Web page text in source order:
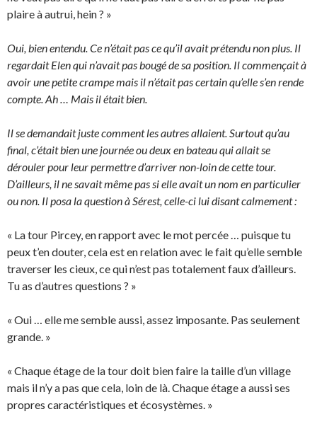
plaire à autrui, hein ? »
Oui, bien entendu. Ce n’était pas ce qu’il avait prétendu non plus. Il
regardait Elen qui n’avait pas bougé de sa position. Il commençait à
avoir une petite crampe mais il n’était pas certain qu’elle s’en rende
compte. Ah … Mais il était bien.
Il se demandait juste comment les autres allaient. Surtout qu’au
final, c’était bien une journée ou deux en bateau qui allait se
dérouler pour leur permettre d’arriver non-loin de cette tour.
D’ailleurs, il ne savait même pas si elle avait un nom en particulier
ou non. Il posa la question à Sérest, celle-ci lui disant calmement :
« La tour Pircey, en rapport avec le mot percée … puisque tu
peux t’en douter, cela est en relation avec le fait qu’elle semble
traverser les cieux, ce qui n’est pas totalement faux d’ailleurs.
Tu as d’autres questions ? »
« Oui … elle me semble aussi, assez imposante. Pas seulement
grande. »
« Chaque étage de la tour doit bien faire la taille d’un village
mais il n’y a pas que cela, loin de là. Chaque étage a aussi ses
propres caractéristiques et écosystèmes. »